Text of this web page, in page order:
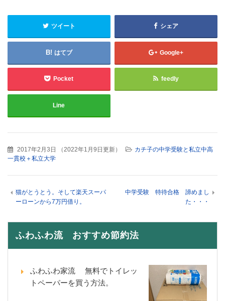
ツイート シェア
はてブ Google+
Pocket feedly
Line
2017年2月3日 （2022年1月9日更新）
カチ子の中学受験と私立中高
一貫校＋私立大学
猫がとうとう。そして楽天スーパ
ーローンから7万円借り。
中学受験 特待合格 諦めまし
た・・・
ふわふわ流 おすすめ節約法
ふわふわ家流 無料でトイレッ
トペーパーを買う方法。